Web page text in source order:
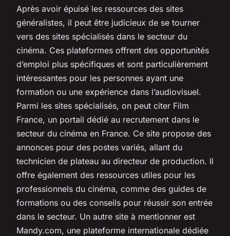
Après avoir épuisé les ressources des sites
généralistes, il peut être judicieux de se tourner
vers des sites spécialisés dans le secteur du
cinéma. Ces plateformes offrent des opportunités
d’emploi plus spécifiques et sont particulièrement
intéressantes pour les personnes ayant une
formation ou une expérience dans l’audiovisuel.
Parmi les sites spécialisés, on peut citer Film
France, un portail dédié au recrutement dans le
secteur du cinéma en France. Ce site propose des
annonces pour des postes variés, allant du
technicien de plateau au directeur de production. Il
offre également des ressources utiles pour les
professionnels du cinéma, comme des guides de
formations ou des conseils pour réussir son entrée
dans le secteur. Un autre site à mentionner est
Mandy.com, une plateforme internationale dédiée